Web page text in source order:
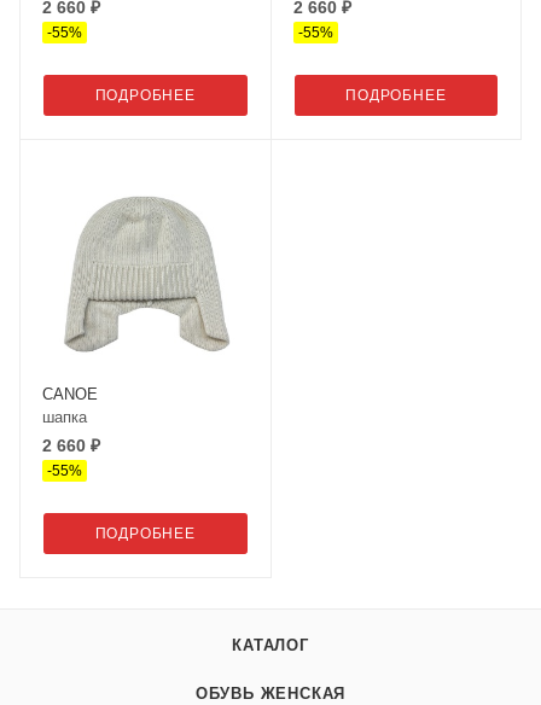
2 660 ₽
-55%
ПОДРОБНЕЕ
2 660 ₽
-55%
ПОДРОБНЕЕ
CANOE
шапка
2 660 ₽
-55%
ПОДРОБНЕЕ
КАТАЛОГ
ОБУВЬ ЖЕНСКАЯ